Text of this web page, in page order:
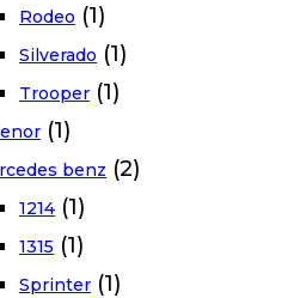
Rodeo (1)
Silverado (1)
Trooper (1)
(1)
benz (2)
1214 (1)
1315 (1)
Sprinter (1)